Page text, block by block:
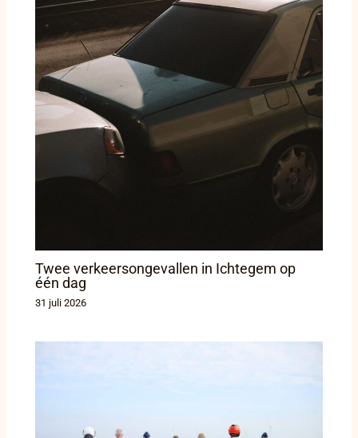
Twee verkeersongevallen in Ichtegem op
één dag
31 juli 2026